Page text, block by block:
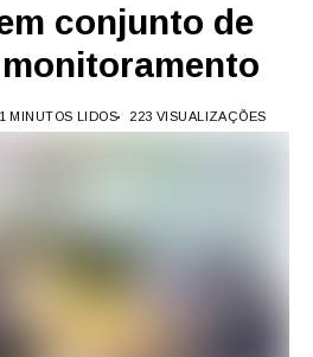
conjunto de
1 MINUTOS LIDOS 223 VISUALIZAÇÕES